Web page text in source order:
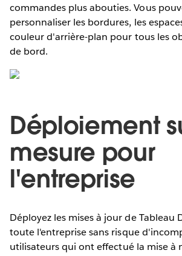
commandes plus abouties. Vous
personnaliser les bordures, les
couleur d'arrière-plan pour tous les
de bord.
Déploiement
mesure pour
l'entreprise
Déployez les mises à jour de Tableau
toute l'entreprise sans risque
utilisateurs qui ont effectué la mise à